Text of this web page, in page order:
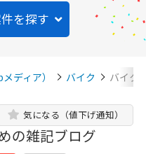
を探す
ディア） バイク バイク
の雑記ブログ
気になる（値下げ通知）